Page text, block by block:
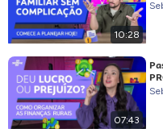
10:28
07:43